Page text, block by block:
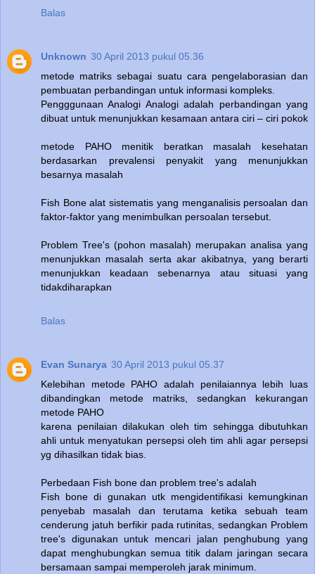
Balas
Unknown 30 April 2013 pukul 05.36
metode matriks sebagai suatu cara pengelaborasian dan
pembuatan perbandingan untuk informasi kompleks.
Pengggunaan Analogi Analogi adalah perbandingan yang
dibuat untuk menunjukkan kesamaan antara ciri – ciri pokok
metode PAHO menitik beratkan masalah kesehatan
berdasarkan prevalensi penyakit yang menunjukkan
besarnya masalah
Fish Bone alat sistematis yang menganalisis persoalan dan
faktor-faktor yang menimbulkan persoalan tersebut.
Problem Tree's (pohon masalah) merupakan analisa yang
menunjukkan masalah serta akar akibatnya, yang berarti
menunjukkan keadaan sebenarnya atau situasi yang
tidakdiharapkan
Balas
Evan Sunarya 30 April 2013 pukul 05.37
Kelebihan metode PAHO adalah penilaiannya lebih luas
dibandingkan metode matriks, sedangkan kekurangan
metode PAHO
karena penilaian dilakukan oleh tim sehingga dibutuhkan
ahli untuk menyatukan persepsi oleh tim ahli agar persepsi
yg dihasilkan tidak bias.
Perbedaan Fish bone dan problem tree's adalah
Fish bone di gunakan utk mengidentifikasi kemungkinan
penyebab masalah dan terutama ketika sebuah team
cenderung jatuh berfikir pada rutinitas, sedangkan Problem
tree's digunakan untuk mencari jalan penghubung yang
dapat menghubungkan semua titik dalam jaringan secara
bersamaan sampai memperoleh jarak minimum.